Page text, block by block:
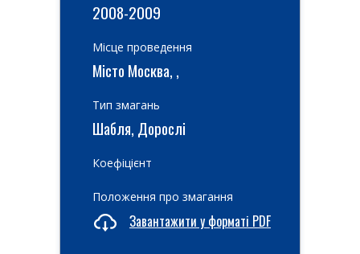
2008-2009
Місце проведення
Місто Москва, ,
Тип змагань
Шабля, Дорослі
Коефіцієнт
Положення про змагання
Завантажити у форматі PDF